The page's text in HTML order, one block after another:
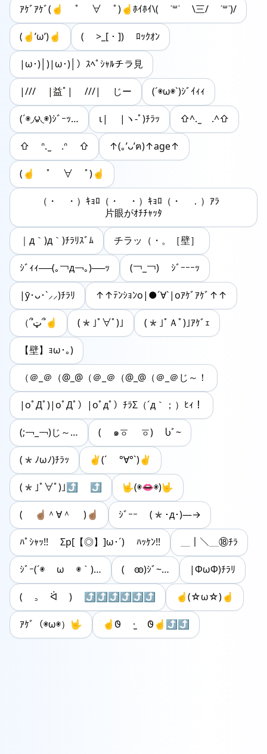
ｱｹﾞｱｹﾞ(☝️ ﾟ ∀ ﾟ)☝️ﾎｲﾎｲ\( ˙꒳​˙ \三/ ˙꒳​˙)/
(☝’ω’)☝ ( >_[・]) ﾛｯｸｵﾝ
|ω･)│)|ω･)│）ｽﾍﾟｼｬﾙチラ見
|/// |益ﾟ| ///| じー (´◉ω◉`)ｼﾞｲｨｨ
(´◉◞౪◟◉)ｼﾞｰｯ… ι| |ヽ-ﾟ)ﾁﾗｯ ⇧^. ̫ .^⇧
⇧ ᐢ. ̫ .ᐢ ⇧ ↑(｡’ᴗ’ฅ)↑age↑
(☝️ ﾟ ∀ ﾟ)☝️
（・ゝ・）ｷｮﾛ（・ゝ・）ｷｮﾛ（・ゝ．）ｱﾗ
片眼がｵﾁﾁｬｯﾀ
｜д｀)д｀)ﾁﾗﾘｽﾞﾑ チラッ（・。［壁］
ｼﾞｨｨ──(｡￢д￢｡)──ｯ (￢_￢) ｼﾞｰｰｰｯ
|ӯ･ᴗ･`⸝⸝)ﾁﾗﾘ ↑↑ﾃﾝｼｮﾝo|●´∀`|oｱｹﾞｱｹﾞ↑↑
（՞ټ՞☝ (*｣ﾟ∀ﾟ)｣ (*｣ﾟＡﾟ)｣ｱｹﾞｪ
【壁】ｮω･｡)
（＠_＠（@_@（＠_＠（@_@（＠_＠じ～！
|oﾟДﾟ)|oﾟДﾟ）|oﾟдﾟ）ﾁﾗΣ（´д｀；）ﾋｨ！
(;￢_￢)じ～… ( ๑ㆆ ㆆ) Ⴑﾞ~
(*ﾉωﾉ)ﾁﾗｯ ✌︎︎(´ °∀︎°`)✌︎︎
(*｣ﾟ∀ﾟ)｣⤴︎ ⤴︎ 🤟(◉👄◉)🤟
( ☝🏽＾∀＾ )☝🏽 ｼﾞｰｰ (*･д･)―→
ﾊﾟｼｬｯ!! Σp[【◎】]ω･´) ﾊｯｹﾝ!! ＿｜＼＿⑱ﾁﾗ
ｼﾞｰ(´◉ ω ◉｀)… ( ꙭ)ｼﾞ~… |ΦωΦ)ﾁﾗﾘ
( ꜆ ᐛ ) ⤴︎⤴⤴︎⤴⤴︎⤴ ☝(☆ω☆)☝
ｱｹﾞ（◉ω◉）🤟 ☝︎𐐃 ·̫ 𐐃☝︎⤴⤴︎︎